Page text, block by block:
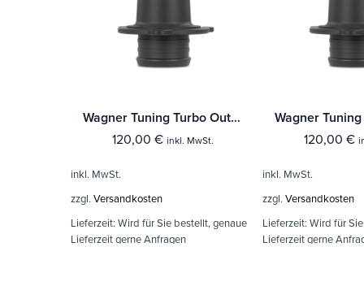
Wagner Tuning Turbo Outlet für VAG 1.8/2.0 TSI Motoren EA888 Gen.3
120,00 € inkl. MwSt.
inkl. MwSt.
zzgl. Versandkosten
Lieferzeit: Wird für Sie bestellt, genaue
Lieferzeit gerne Anfragen
120,00 €
inkl. MwSt.
zzgl. Versandkosten
Lieferzeit: Wird für
Lieferzeit gerne